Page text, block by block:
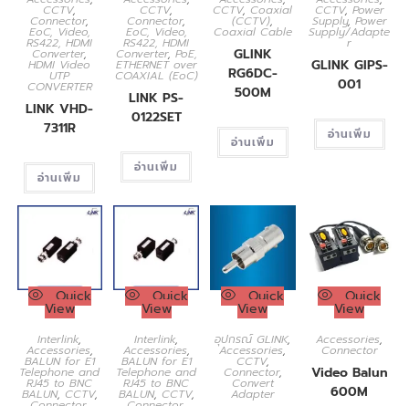
CCTV,
Connector,
EoC, Video,
RS422, HDMI
Converter,
HDMI Video
UTP
CONVERTER
LINK VHD-
7311R
อ่านเพิ่ม
CCTV,
Connector,
EoC, Video,
RS422, HDMI
Converter, PoE,
ETHERNET over
COAXIAL (EoC)
LINK PS-
0122SET
อ่านเพิ่ม
CCTV, Coaxial
(CCTV),
Coaxial Cable
GLINK
RG6DC-
500M
อ่านเพิ่ม
CCTV, Power
Supply, Power
Supply/Adapte
r
GLINK GIPS-
001
อ่านเพิ่ม
Quick
View
Interlink,
Accessories,
BALUN for E1
Telephone and
RJ45 to BNC
BALUN, CCTV,
Quick
View
Interlink,
Accessories,
BALUN for E1
Telephone and
RJ45 to BNC
BALUN, CCTV,
Quick
View
อุปกรณ์ GLINK,
Accessories,
CCTV,
Connector,
Convert
Adapter
Quick
View
Accessories,
Connector
Video Balun
600M